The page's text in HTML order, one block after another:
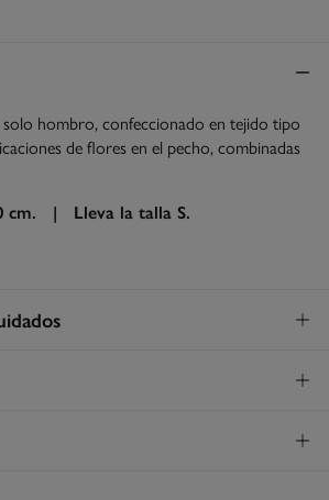
hombro, confeccionado en tejido tipo
de flores en el pecho, combinadas
cm. | Lleva la talla S.
¡GRATIS!